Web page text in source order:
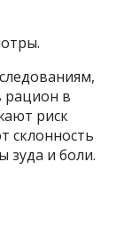
в
риск
склонность
зуда и боли.